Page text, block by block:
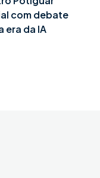
com debate
era da IA